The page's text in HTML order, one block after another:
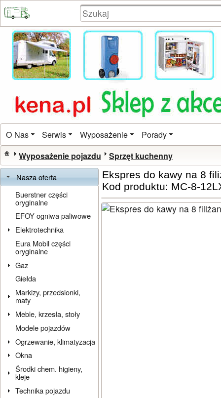
O Nas Serwis Wyposażenie Porady
Wyposażenie pojazdu Sprzęt kuchenny
Nasza oferta
Buerstner części
oryginalne
EFOY ogniwa paliwowe
Elektrotechnika
Eura Mobil części
oryginalne
Gaz
Giełda
Markizy, przedsionki,
maty
Meble, krzesła, stoły
Modele pojazdów
Ogrzewanie, klimatyzacja
Okna
Środki chem. higieny,
kleje
Technika pojazdu
Ekspres do kawy na 8
Kod produktu: MC-8-